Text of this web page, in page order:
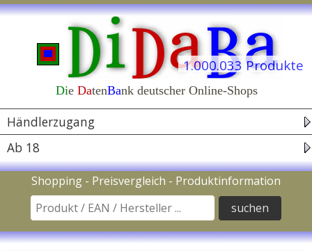
Die DatenBank deutscher Online-Shops
Navigation
Händlerzugang
Ab 18
1.000.033 Produkte
Suche nach Produkt / EAN Code / Hersteller
Shopping - Preisvergleich - Produktinformation
In Kategorien kaufen